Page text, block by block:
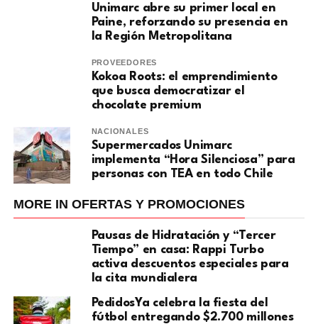
Unimarc abre su primer local en
Paine, reforzando su presencia en
la Región Metropolitana
PROVEEDORES
Kokoa Roots: el emprendimiento
que busca democratizar el
chocolate premium
NACIONALES
Supermercados Unimarc
implementa “Hora Silenciosa” para
personas con TEA en todo Chile
MORE IN OFERTAS Y PROMOCIONES
Pausas de Hidratación y “Tercer
Tiempo” en casa: Rappi Turbo
activa descuentos especiales para
la cita mundialera
PedidosYa celebra la fiesta del
fútbol entregando $2.700 millones